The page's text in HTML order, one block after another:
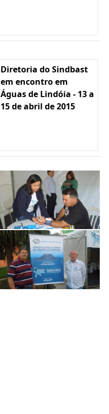
Diretoria do Sindbast
em encontro em
Águas de Lindóia - 13 a
15 de abril de 2015